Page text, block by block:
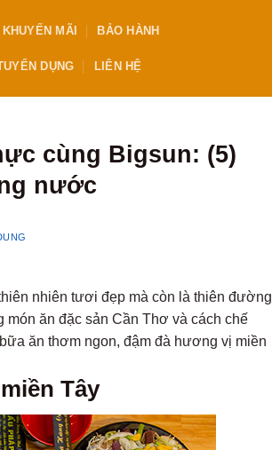
KHUYẾN MÃI BẢO HÀNH
DỤNG LIÊN HỆ
cùng Bigsun: (5)
nước
nhiên tươi đẹp mà còn là thiên đường
ăn đặc sản Cần Thơ và cách chế
ăn thơm ngon, đậm đà hương vị miền
Tây